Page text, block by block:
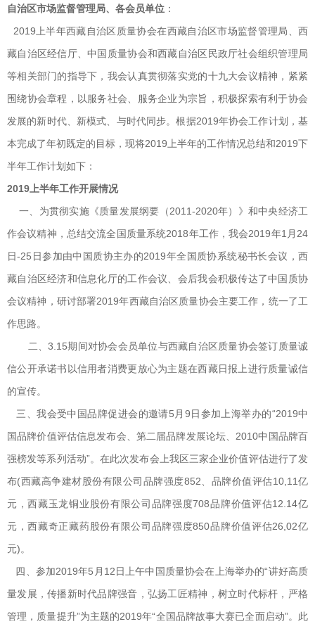
自治区市场监督管理局、各会员单位 ：
2019上半年西藏自治区质量协会在西藏自治区市场监督管理局、西
藏自治区经信厅、中国质量协会和西藏自治区民政厅社会组织管理局
等相关部门的指导下，我会认真贯彻落实党的十九大会议精神，紧紧
围绕协会章程，以服务社会、服务企业为宗旨，积极探索有利于协会
发展的新时代、新模式、与时代同步。根据2019年协会工作计划，基
本完成了年初既定的目标，现将2019上半年的工作情况总结和2019下
半年工作计划如下：
2019 上半年工作开展情况
一、为贯彻实施《质量发展纲要（2011-2020年）》和中央经济工
作会议精神，总结交流全国质量系统2018年工作，我会2019年1月24
日-25日参加由中国质协主办的2019年全国质协系统秘书长会议，西
藏自治区经济和信息化厅的工作会议、会后我会积极传达了中国质协
会议精神，研讨部署2019年西藏自治区质量协会主要工作，统一了工
作思路。
二、3.15期间对协会会员单位与西藏自治区质量协会签订质量诚
信公开承诺书以信用者消费更放心为主题在西藏日报上进行质量诚信
的宣传。
三、我会受中国品牌促进会的邀请5月9日参加上海举办的“2019中
国品牌价值评估信息发布会、第二届品牌发展论坛、2010中国品牌百
强榜发等系列活动”。在此次发布会上我区三家企业价值评估进行了发
布(西藏高争建材股份有限公司品牌强度852、品牌价值评估10,11亿
元，西藏玉龙铜业股份有限公司品牌强度708品牌价值评估12.14亿
元，西藏奇正藏药股份有限公司品牌强度850品牌价值评估26,02亿
元)。
四、参加2019年5月12日上午中国质量协会在上海举办的“讲好高质
量发展，传播新时代品牌强音，弘扬工匠精神，树立时代标杆，严格
管理，质量提升”为主题的2019年“全国品牌故事大赛已全面启动”。此